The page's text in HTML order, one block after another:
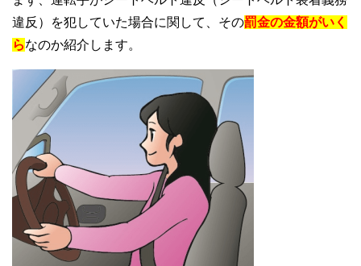
違反）を犯していた場合に関して、その罰金の金額がいく
らなのか紹介します。